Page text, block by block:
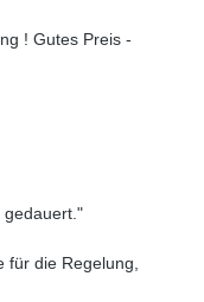
! Gutes Preis -
gedauert."
die Regelung,